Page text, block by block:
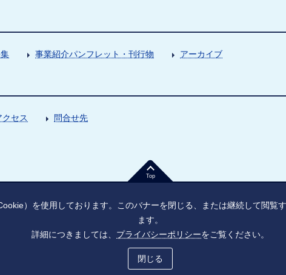
事業紹介パンフレット・刊行物 アーカイブ
クセス 問合せ先
Top
法人番号：9010005023796 東京都千代田区大手町1丁目7番1号
ソーシャル・ネットワーキング・サービス運用ポリシー
）を使用しております。このバナーを閉じる、または継続して閲覧
ます。
詳細につきましては、 プライバシーポリシーをご覧ください。
閉じる